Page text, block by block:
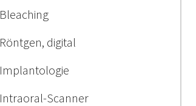
Bleaching
Röntgen, digital
Implantologie
Intraoral-Scanner